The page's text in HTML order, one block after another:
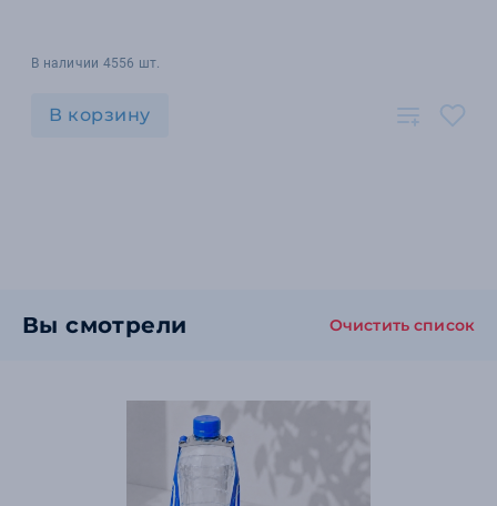
В наличии 4556 шт.
В корзину
Вы смотрели Очистить список